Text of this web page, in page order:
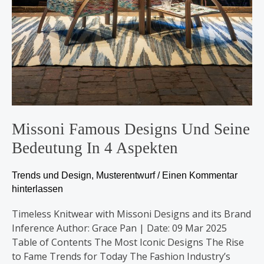
Missoni Famous Designs Und Seine
Bedeutung In 4 Aspekten
Trends und Design, Musterentwurf/ Einen Kommentar
hinterlassen
Timeless Knitwear with Missoni Designs and its Brand
Inference Author: Grace Pan | Date: 09 Mar 2025
Table of Contents The Most Iconic Designs The Rise
to Fame Trends for Today The Fashion Industry’s